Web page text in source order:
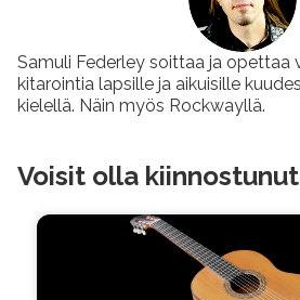
Samuli Federley soittaa ja opettaa
kitarointia lapsille ja aikuisille
kielellä. Näin myös Rockwayllä.
Voisit olla